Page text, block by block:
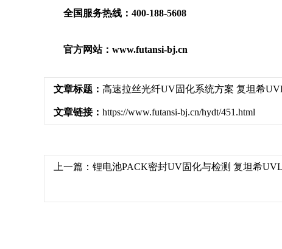
全国服务热线：400-188-5608
官方网站：www.futansi-bj.cn
文章标题： 高速拉丝光纤UV固化系统方案 复坦希
文章链接： https://www.futansi-bj.cn/hydt/451.html
上一篇： 锂电池PACK密封UV固化与检测 复坦希